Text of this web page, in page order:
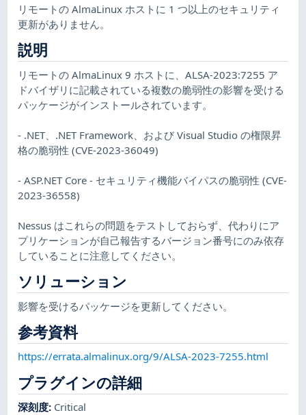
リモートの AlmaLinux ホストに 1 つ以上のセキュリティ
更新がありません。
説明
リモートの AlmaLinux 9 ホストに、ALSA-2023:7255 ア
ドバイザリに記載されている複数の脆弱性の影響を受ける
パッケージがインストールされています。
- .NET、.NET Framework、および Visual Studio の権限昇
格の脆弱性 (CVE-2023-36049)
- ASP.NET Core - セキュリティ機能バイパスの脆弱性 (CVE-
2023-36558)
Nessus はこれらの問題をテストしておらず、代わりにア
プリケーションが自己報告するバージョン番号にのみ依存
していることに注意してください。
ソリューション
影響を受けるパッケージを更新してください。
参考資料
https://errata.almalinux.org/9/ALSA-2023-7255.html
プラグインの詳細
深刻度: Critical